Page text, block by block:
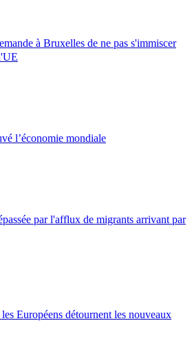
à Bruxelles de ne pas s'immiscer
l’économie mondiale
par l'afflux de migrants arrivant par
Européens détournent les nouveaux